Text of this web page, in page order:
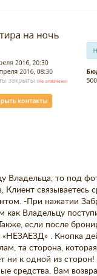
Владельца, то под
Клиент связываетесь
-При нажатии
Владельцу
если после
«НЕЗАЕЗД» . Кнопка
та сторона,
ни к одной из
средства, Вам